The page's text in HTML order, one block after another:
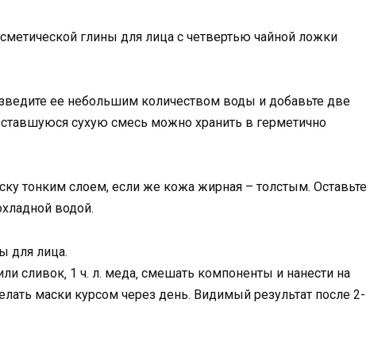
глины для лица с четвертью чайной ложки
ее небольшим количеством воды и добавьте две
сухую смесь можно хранить в герметично
тонким слоем, если же кожа жирная – толстым. Оставьте
водой.
для лица.
сливок‚ 1 ч. л. меда‚ смешать компоненты и нанести на
маски курсом через день. Видимый результат после 2-